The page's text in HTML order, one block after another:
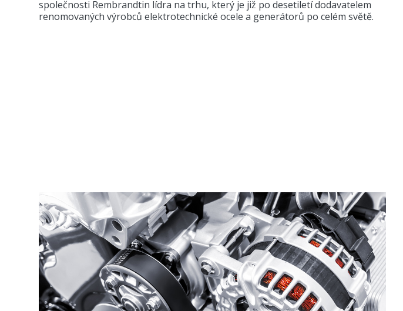
společnosti Rembrandtin lídra na trhu, který je již po desetiletí dodavatelem
renomovaných výrobců elektrotechnické ocele a generátorů po celém světě.